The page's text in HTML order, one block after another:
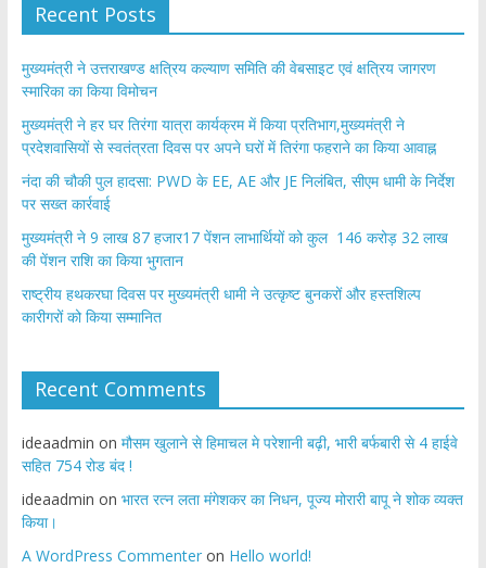
Recent Posts
मुख्यमंत्री ने उत्तराखण्ड क्षत्रिय कल्याण समिति की वेबसाइट एवं क्षत्रिय जागरण
स्मारिका का किया विमोचन
मुख्यमंत्री ने हर घर तिरंगा यात्रा कार्यक्रम में किया प्रतिभाग,मुख्यमंत्री ने
प्रदेशवासियों से स्वतंत्रता दिवस पर अपने घरों में तिरंगा फहराने का किया आवाह्न
नंदा की चौकी पुल हादसा: PWD के EE, AE और JE निलंबित, सीएम धामी के निर्देश
पर सख्त कार्रवाई
मुख्यमंत्री ने 9 लाख 87 हजार17 पेंशन लाभार्थियों को कुल 146 करोड़ 32 लाख
की पेंशन राशि का किया भुगतान
राष्ट्रीय हथकरघा दिवस पर मुख्यमंत्री धामी ने उत्कृष्ट बुनकरों और हस्तशिल्प
कारीगरों को किया सम्मानित
Recent Comments
ideaadmin on मौसम खुलाने से हिमाचल मे परेशानी बढ़ी, भारी बर्फबारी से 4 हाईवे
सहित 754 रोड बंद !
ideaadmin on भारत रत्न लता मंगेशकर का निधन, पूज्य मोरारी बापू ने शोक व्यक्त
किया।
A WordPress Commenteron Hello world!